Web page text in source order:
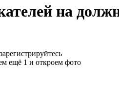
на
ещё 1 и откроем фото